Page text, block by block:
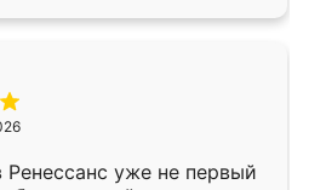
уже не первый